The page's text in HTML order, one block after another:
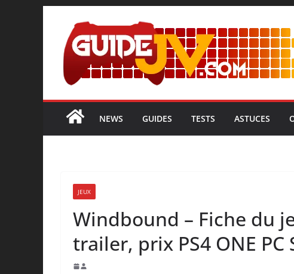
NEWS GUIDES TESTS ASTUCES
JEUX
Windbound – Fiche du
trailer, prix PS4 ONE PC